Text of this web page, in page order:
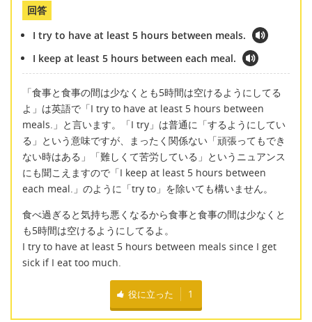
回答
I try to have at least 5 hours between meals.
I keep at least 5 hours between each meal.
「食事と食事の間は少なくとも5時間は空けるようにしてる
よ」は英語で「I try to have at least 5 hours between
meals.」と言います。「I try」は普通に「するようにしてい
る」という意味ですが、まったく関係ない「頑張ってもでき
ない時はある」「難しくて苦労している」というニュアンス
にも聞こえますので「I keep at least 5 hours between
each meal.」のように「try to」を除いても構いません。
食べ過ぎると気持ち悪くなるから食事と食事の間は少なくと
も5時間は空けるようにしてるよ。
I try to have at least 5 hours between meals since I get
sick if I eat too much.
役に立った 1